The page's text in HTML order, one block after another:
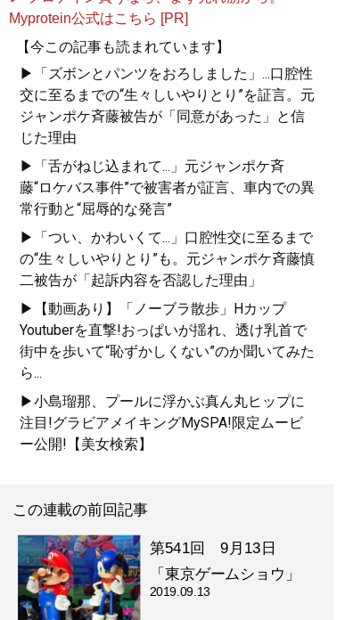
Myprotein公式はこちら [PR]
【今この記事も読まれています】
▶「ズボンとパンツをおろしました」...口腔性
交に至るまでの“生々しいやりとり”を証言。元
ジャンポケ斉藤被告が「同意があった」と信
じた理由
▶「舌がねじ込まれて...」元ジャンポケ斉
藤“ロケバス事件”で被害者が証言、車内での異
常行動と“屈辱的な発言”
▶「つい、かわいくて...」口腔性交に至るまで
の“生々しいやりとり”も。元ジャンポケ斉藤慎
二被告が「起訴内容を否認した理由」
▶【動画あり】「ノーブラ散歩」Hカップ
Youtuberを直撃!おっぱいが揺れ、透け乳首で
街中を歩いて“恥ずかしくない”のか聞いてみた
ら...
▶小島瑠那、プールに浮かぶ真ん丸ヒップに
注目!グラビアメイキングMySPA!限定ムービ
ー公開!【美女検索】
この連載の前回記事
第541回 9月13日
「東京ゲームショウ」
2019.09.13